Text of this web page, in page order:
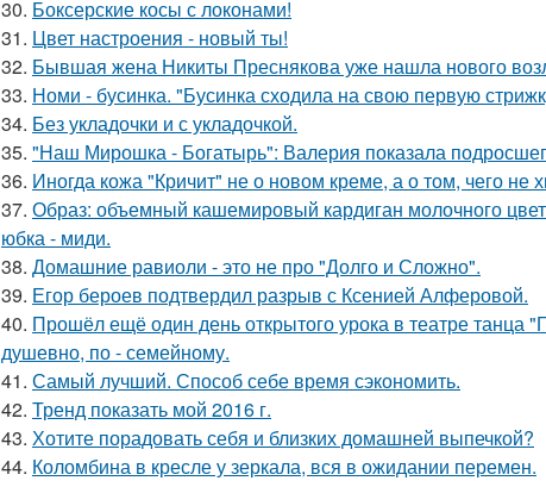
30. Боксерские косы с локонами!
31. Цвет настроения - новый ты!
32. Бывшая жена Никиты Преснякова уже нашла нового
33. Номи - бусинка. "Бусинка сходила на свою первую
34. Без укладочки и с укладочкой.
35. "Наш Мирошка - Богатырь": Валерия показала
36. Иногда кожа "Кричит" не о новом креме, а о том, чего не
37. Образ: объемный кашемировый кардиган молочного
юбка - миди.
38. Домашние равиоли - это не про "Долго и Сложно".
39. Егор бероев подтвердил разрыв с Ксенией Алферовой.
40. Прошёл ещё один день открытого урока в театре танца
душевно, по - семейному.
41. Самый лучший. Способ себе время сэкономить.
42. Тренд показать мой 2016 г.
43. Хотите порадовать себя и близких домашней выпечкой?
44. Коломбина в кресле у зеркала, вся в ожидании перемен.